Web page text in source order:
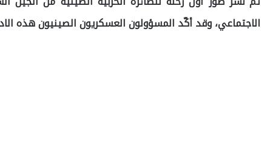
الاجتماعي، وقد أكّد المسؤولون العسكريون الصينيون هذه